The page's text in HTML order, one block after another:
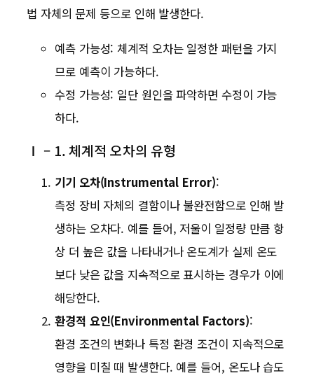
법 자체의 문제 등으로 인해 발생한다.
예측 가능성: 체계적 오차는 일정한 패턴을 가지
므로 예측이 가능하다.
수정 가능성: 일단 원인을 파악하면 수정이 가능
하다.
Ⅰ – 1. 체계적 오차의 유형
기기 오차(Instrumental Error):
측정 장비 자체의 결함이나 불완전함으로 인해 발
생하는 오차다. 예를 들어, 저울이 일정량 만큼 항
상 더 높은 값을 나타내거나 온도계가 실제 온도
보다 낮은 값을 지속적으로 표시하는 경우가 이에
해당한다.
환경적 요인(Environmental Factors):
환경 조건의 변화나 특정 환경 조건이 지속적으로
영향을 미칠 때 발생한다. 예를 들어, 온도나 습도